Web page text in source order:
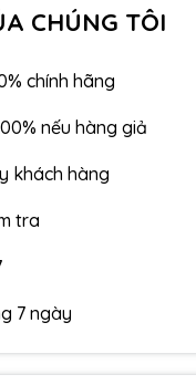
CHÚNG TÔI
chính hãng
nếu hàng giả
khách hàng
tra
7 ngày